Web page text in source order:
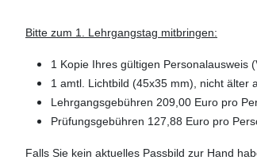
Bitte zum 1. Lehrgangstag mitbringen:
1 Kopie Ihres gültigen Personalausweis
1 amtl. Lichtbild (45x35 mm), nicht älter
Lehrgangsgebühren 209,00 Euro pro
Prüfungsgebühren 127,88 Euro pro
Falls Sie kein aktuelles Passbild zur Hand